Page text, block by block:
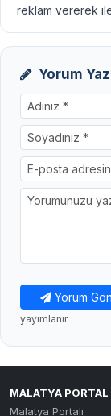
reklam vererek
Yorum Yaz
Yorum
yayımlanır.
MALATYA PORTAL
Malatya Portalı